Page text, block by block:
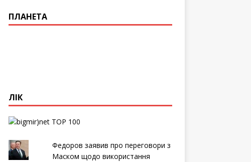
ПЛАНЕТА
ЛІК
Федоров заявив про переговори з
Маском щодо використання